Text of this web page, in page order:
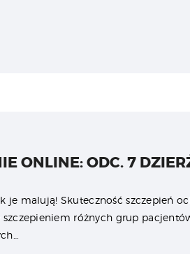
ONLINE: ODC. 7
je malują! Skuteczność szczepień
szczepieniem różnych grup